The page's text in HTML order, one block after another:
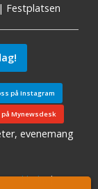
| Festplatsen
på Instagram
på Mynewsdesk
evenemang
|